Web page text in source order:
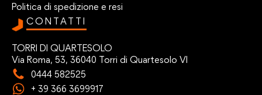
Politica di spedizione e resi
CONTATTI
TORRI DI QUARTESOLO
Via Roma, 53, 36040 Torri di Quartesolo VI
0444 582525
+ 39 366 3699917